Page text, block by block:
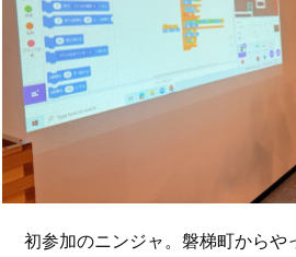
初参加のニンジャ。磐梯町からや